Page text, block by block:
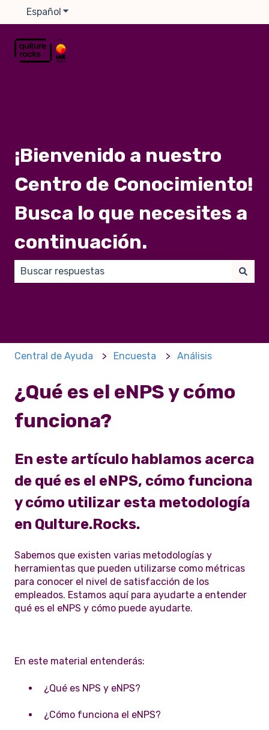
Español Traducciones de Mostrar submenú de
¡Bienvenido a nuestro
Centro de Conocimiento!
Busca lo que necesites a
continuación.
Central de Ayuda Encuesta Análisis
¿Qué es el eNPS y cómo
funciona?
En este artículo hablamos acerca
de qué es el eNPS, cómo funciona
y cómo utilizar esta metodología
en Qulture.Rocks.
Sabemos que existen varias metodologías y
herramientas que pueden utilizarse como métricas
para conocer el nivel de satisfacción de los
empleados. Estamos aquí para ayudarte a entender
qué es el eNPS y cómo puede ayudarte.
En este material entenderás:
¿Qué es NPS y eNPS?
¿Cómo funciona el eNPS?